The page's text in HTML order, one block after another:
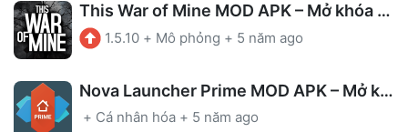
This War of Mine MOD APK – Mở khóa cốt truyện
1.5.10 + Mô phỏng + 5 năm ago
Nova Launcher Prime MOD APK – Mở khóa
+ Cá nhân hóa + 5 năm ago